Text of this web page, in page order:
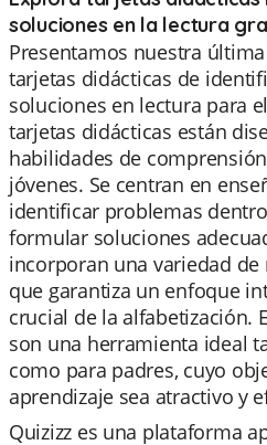
soluciones en la lectura
Presentamos nuestra
tarjetas didácticas de
soluciones en lectura para
tarjetas didácticas están
habilidades de
jóvenes. Se centran en
identificar problemas
formular soluciones
incorporan una variedad
que garantiza un enfoque
crucial de la alfabetización.
son una herramienta ideal
como para padres, cuyo
aprendizaje sea atractivo y
Quizizz es una plataforma